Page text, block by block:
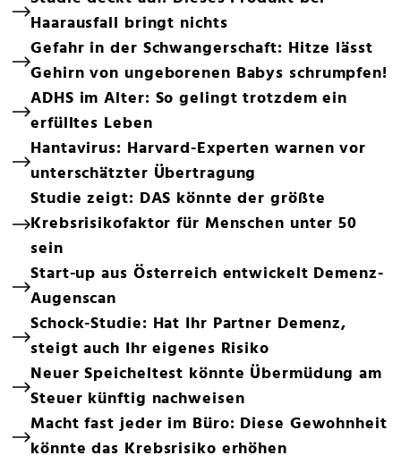
Haarausfall bringt nichts
Gefahr in der Schwangerschaft: Hitze lässt
Gehirn von ungeborenen Babys schrumpfen!
ADHS im Alter: So gelingt trotzdem ein
erfülltes Leben
Hantavirus: Harvard-Experten warnen vor
unterschätzter Übertragung
Studie zeigt: DAS könnte der größte
Krebsrisikofaktor für Menschen unter 50
sein
Start-up aus Österreich entwickelt Demenz-
Augenscan
Schock-Studie: Hat Ihr Partner Demenz,
steigt auch Ihr eigenes Risiko
Neuer Speicheltest könnte Übermüdung am
Steuer künftig nachweisen
Macht fast jeder im Büro: Diese Gewohnheit
könnte das Krebsrisiko erhöhen